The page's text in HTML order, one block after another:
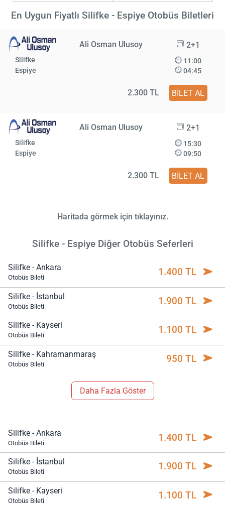
En Uygun Fiyatlı Silifke - Espiye Otobüs Biletleri
Ali Osman Ulusoy 2+1
Silifke
Espiye
11:00
04:45
2.300 TL BİLET AL
Ali Osman Ulusoy 2+1
Silifke
Espiye
15:30
09:50
2.300 TL BİLET AL
Haritada görmek için tıklayınız.
Silifke - Espiye Diğer Otobüs Seferleri
Silifke - Ankara
Otobüs Bileti 1.400 TL
Silifke - İstanbul
Otobüs Bileti 1.900 TL
Silifke - Kayseri
Otobüs Bileti 1.100 TL
Silifke - Kahramanmaraş
Otobüs Bileti 950 TL
Daha Fazla Göster
Silifke - Ankara
Otobüs Bileti 1.400 TL
Silifke - İstanbul
Otobüs Bileti 1.900 TL
Silifke - Kayseri
Otobüs Bileti 1.100 TL